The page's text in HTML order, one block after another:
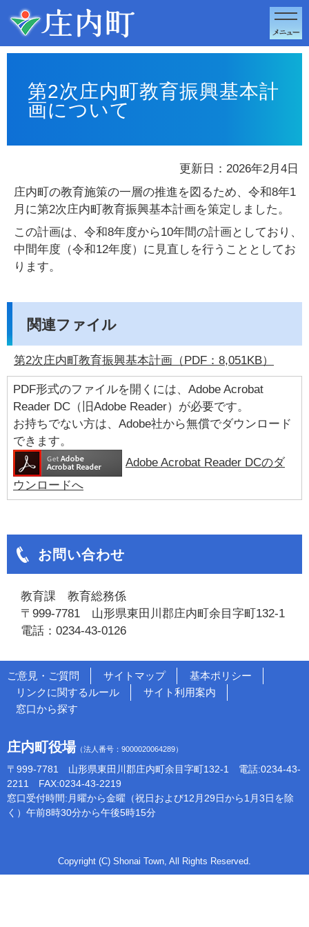
このページの本文へ移動
第2次庄内町教育振興基本計
画について
更新日：2026年2月4日
庄内町の教育施策の一層の推進を図るため、令和8年1
月に第2次庄内町教育振興基本計画を策定しました。
この計画は、令和8年度から10年間の計画としており、
中間年度（令和12年度）に見直しを行うこととしてお
ります。
関連ファイル
第2次庄内町教育振興基本計画（PDF：8,051KB）
PDF形式のファイルを開くには、Adobe Acrobat
Reader DC（旧Adobe Reader）が必要です。
お持ちでない方は、Adobe社から無償でダウンロード
できます。
Adobe Acrobat Reader DCのダ
ウンロードへ
お問い合わせ
教育課 教育総務係
〒999-7781 山形県東田川郡庄内町余目字町132-1
電話：0234-43-0126
ご意見・ご質問 サイトマップ
基本ポリシー
リンクに関するルール
サイト利用案内
窓口から探す
庄内町役場（法人番号：9000020064289）
〒999-7781 山形県東田川郡庄内町余目字町132-1 電話:0234-43-
2211 FAX:0234-43-2219
窓口受付時間:月曜から金曜（祝日および12月29日から1月3日を除
く）午前8時30分から午後5時15分
Copyright (C) Shonai Town, All Rights Reserved.